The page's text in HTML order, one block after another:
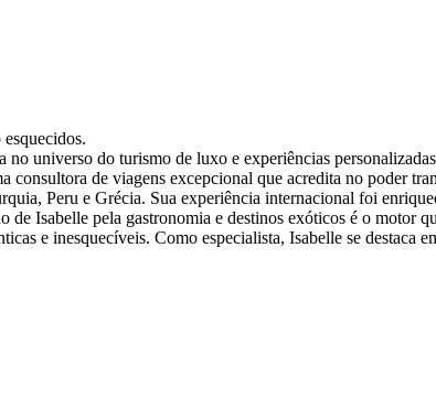
universo do turismo de luxo e experiências
consultora de viagens excepcional que acredita no poder
Peru e Grécia. Sua experiência internacional foi
Isabelle pela gastronomia e destinos exóticos é o motor
e inesquecíveis. Como especialista, Isabelle se destaca